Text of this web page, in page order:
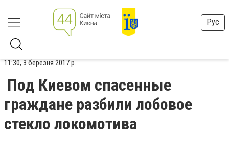
Рус
11:30, 3 березня 2017 р.
Под Киевом спасенные
граждане разбили лобовое
стекло локомотива